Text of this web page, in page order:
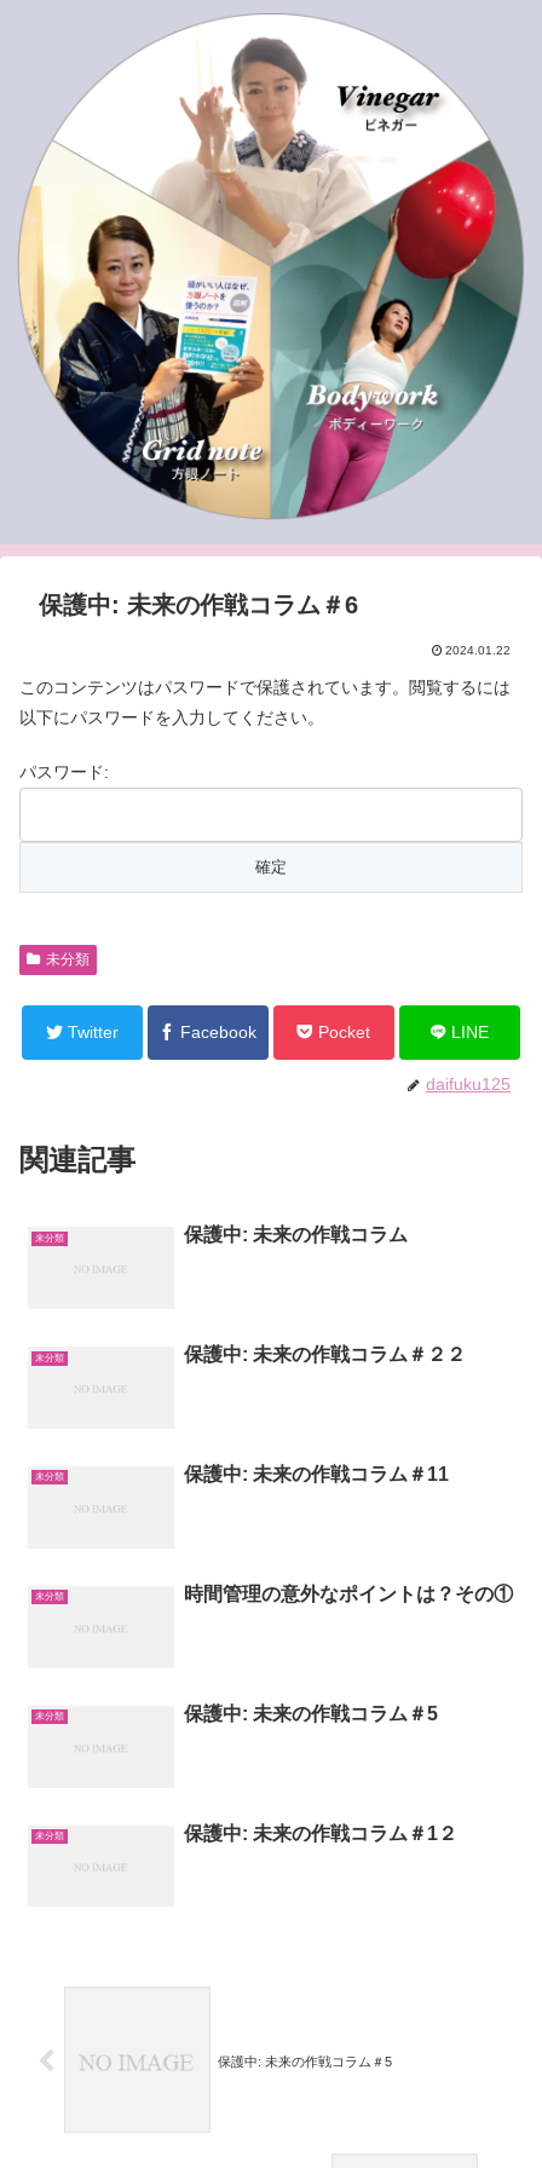
保護中: 未来の作戦コラム＃6
2024.01.22
このコンテンツはパスワードで保護されています。閲覧するには
以下にパスワードを入力してください。
パスワード:
未分類
Twitter Facebook Pocket LINE
daifuku125
関連記事
未分類 保護中: 未来の作戦コラム
未分類 保護中: 未来の作戦コラム＃２２
未分類 保護中: 未来の作戦コラム＃11
未分類 時間管理の意外なポイントは？その①
未分類 保護中: 未来の作戦コラム＃5
未分類 保護中: 未来の作戦コラム＃1２
保護中: 未来の作戦コラム＃5